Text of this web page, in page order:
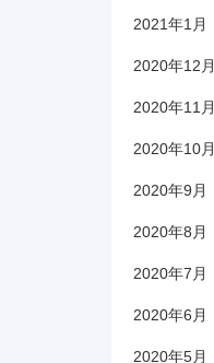
2021年1月
2020年12月
2020年11月
2020年10月
2020年9月
2020年8月
2020年7月
2020年6月
2020年5月